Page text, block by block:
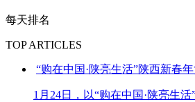
每天排名
TOP ARTICLES
“购在中国·陕亮生活”陕西新春
1月24日，以“购在中国·陕亮生